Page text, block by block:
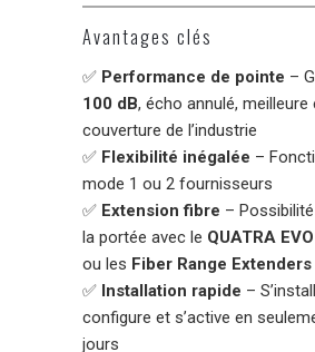
Avantages clés
✅ Performance de pointe –
100 dB, écho annulé, meilleure
couverture de l’industrie
✅ Flexibilité inégalée –
mode 1 ou 2 fournisseurs
✅ Extension fibre –
la portée avec le QUATRA
ou les Fiber Range Extenders
✅ Installation rapide –
configure et s’active en
jours